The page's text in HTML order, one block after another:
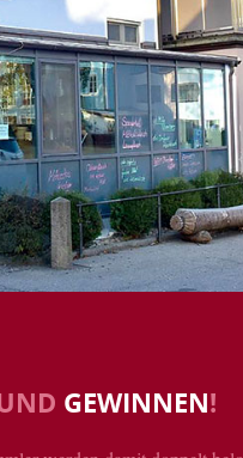
GEWINNEN!